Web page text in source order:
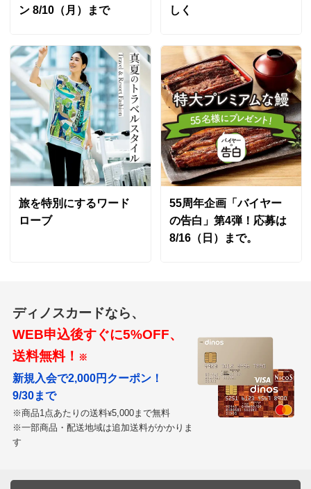
ン 8/10（月）まで
しく
旅を特別にするワード
ローブ
55周年企画「バイヤー
の告白」第4弾！応募は
8/16（日）まで。
ディノスカードなら、
WEB申込後すぐに5%OFF、
送料無料！ ※
新規入会で2,000円クーポン！
9/30まで
※商品1点あたりの送料¥5,000まで無料
※一部商品・配送地域は追加送料がかかりま
す